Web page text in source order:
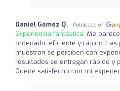
Daniel Gómez Q. Publicada en
Experiencia fantástica: Me
ordenado, eficiente y rápido.
muestran se perciben con
resultados se entregan rápido y
Quedé satisfecho con mi